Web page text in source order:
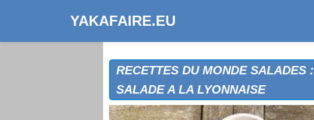
YAKAFAIRE.EU
RECETTES DU MONDE SALADES :
SALADE A LA LYONNAISE